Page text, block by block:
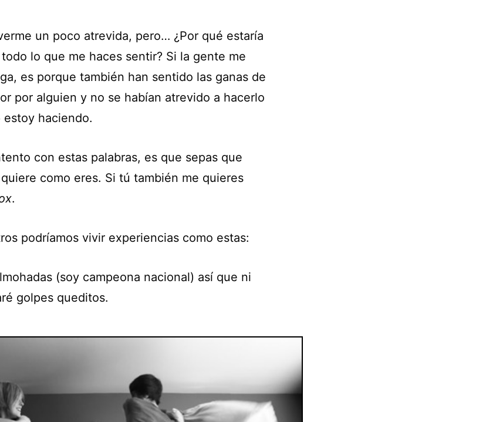
un poco atrevida, pero… ¿Por qué estaría
lo que me haces sentir? Si la gente me
es porque también han sentido las ganas de
por alguien y no se habían atrevido a hacerlo
haciendo.
con estas palabras, es que sepas que
como eres. Si tú también me quieres
.
podríamos vivir experiencias como estas:
(soy campeona nacional) así que ni
golpes queditos.